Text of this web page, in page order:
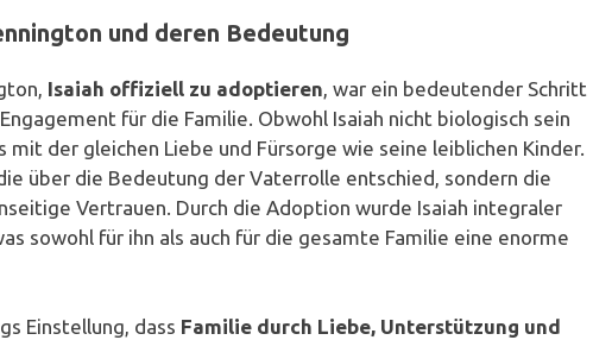
und deren Bedeutung
Isaiah offiziell zu adoptieren , war ein bedeutender Schritt
für die Familie. Obwohl Isaiah nicht biologisch sein
der gleichen Liebe und Fürsorge wie seine leiblichen Kinder.
über die Bedeutung der Vaterrolle entschied, sondern die
Vertrauen. Durch die Adoption wurde Isaiah integraler
sowohl für ihn als auch für die gesamte Familie eine enorme
Einstellung, dass Familie durch Liebe, Unterstützung und